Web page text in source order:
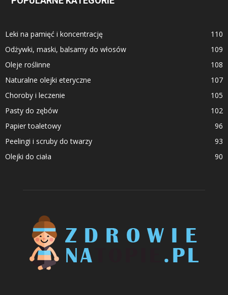
Leki na pamięć i koncentrację
110
Odżywki, maski, balsamy do włosów
109
Oleje roślinne
108
Naturalne olejki eteryczne
107
Choroby i leczenie
105
Pasty do zębów
102
Papier toaletowy
96
Peelingi i scruby do twarzy
93
Olejki do ciała
90